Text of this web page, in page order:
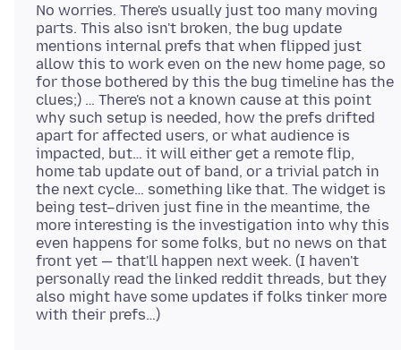
No worries. There's usually just too many moving
parts. This also isn't broken, the bug update
mentions internal prefs that when flipped just
allow this to work even on the new home page, so
for those bothered by this the bug timeline has the
clues;) … There's not a known cause at this point
why such setup is needed, how the prefs drifted
apart for affected users, or what audience is
impacted, but… it will either get a remote flip,
home tab update out of band, or a trivial patch in
the next cycle… something like that. The widget is
being test–driven just fine in the meantime, the
more interesting is the investigation into why this
even happens for some folks, but no news on that
front yet — that'll happen next week. (I haven't
personally read the linked reddit threads, but they
also might have some updates if folks tinker more